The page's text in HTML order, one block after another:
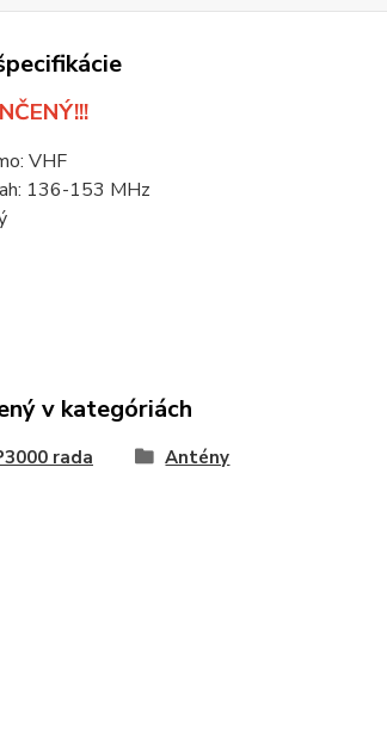
VHF
136-153 MHz
v kategóriách
rada Antény